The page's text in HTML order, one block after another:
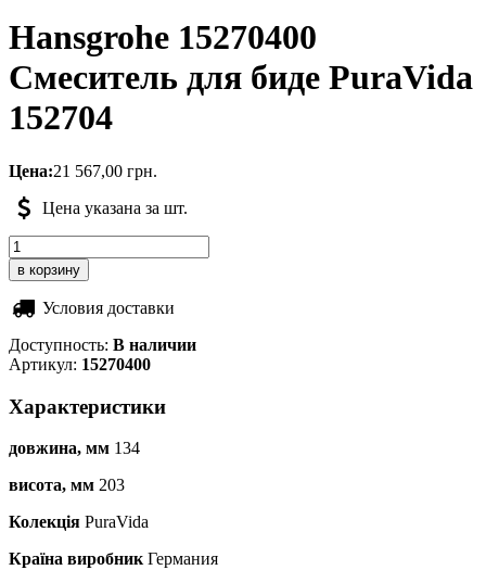
Hansgrohe 15270400
Смеситель для биде PuraVida
152704
Цена:21 567,00 грн.
Цена указана за шт.
Условия доставки
Доступность: В наличии
Артикул: 15270400
Характеристики
довжина, мм 134
висота, мм 203
Колекція PuraVida
Країна виробник Германия